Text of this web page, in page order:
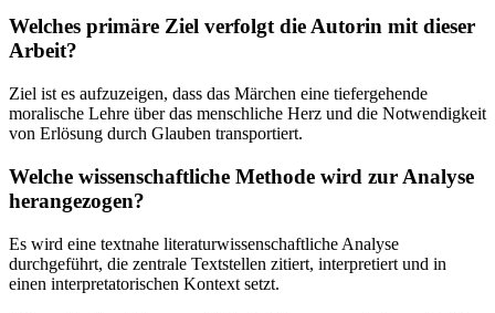
Welches primäre Ziel verfolgt die Autorin mit dieser
Arbeit?
Ziel ist es aufzuzeigen, dass das Märchen eine tiefergehende
moralische Lehre über das menschliche Herz und die Notwendigkeit
von Erlösung durch Glauben transportiert.
Welche wissenschaftliche Methode wird zur Analyse
herangezogen?
Es wird eine textnahe literaturwissenschaftliche Analyse
durchgeführt, die zentrale Textstellen zitiert, interpretiert und in
einen interpretatorischen Kontext setzt.